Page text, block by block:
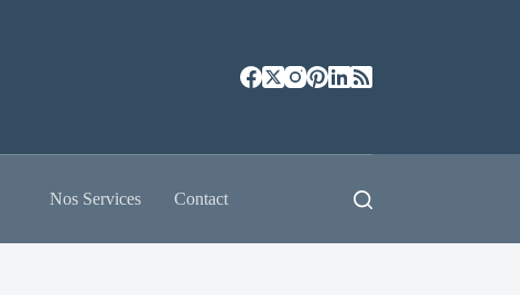
Nos Services Contact